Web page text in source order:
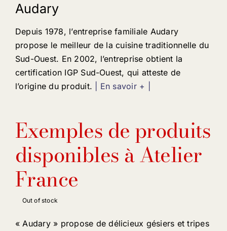
Audary
Depuis 1978, l’entreprise familiale Audary
propose le meilleur de la cuisine traditionnelle du
Sud-Ouest. En 2002, l’entreprise obtient la
certification IGP Sud-Ouest, qui atteste de
l’origine du produit.
| En savoir + |
Exemples de produits
disponibles à Atelier
France
Out of stock
« Audary » propose de délicieux gésiers et tripes